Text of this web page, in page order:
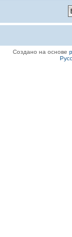
Создано на основе